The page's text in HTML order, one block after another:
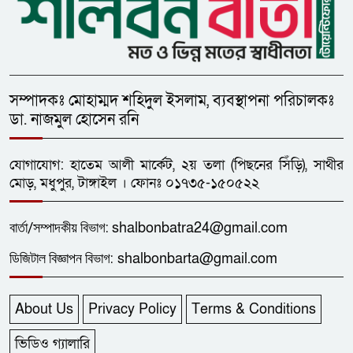
সম্পাদকঃ মোহাম্মদ শহিদুল ইসলাম, ব্যবস্থাপনা পরিচালকঃ
ডা. নাজমুল হোসেন রনি
যোগাযোগ: হাতেম আলী মার্কেট, ২য় তলা (পিছনের সিঁড়ি), সাথীর
মোড়, মধুপুর, টাঙ্গাইল । ফোনঃ ০১৭৩৫-১৫০৫২২
বার্তা/সম্পাদকীয়বিভাগ: shalbonbatra24@gmail.com
ডিজিটাল বিজ্ঞাপন বিভাগ: shalbonbarta@gmail.com
About Us Privacy Policy
Terms & Conditions
ভিডিও গ্যালারি